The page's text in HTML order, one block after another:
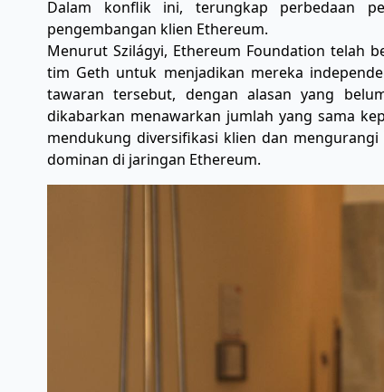
Dalam konflik ini, terungkap perbedaan
pengembangan klien Ethereum.
Menurut Szilágyi, Ethereum Foundation telah
tim Geth untuk menjadikan mereka
tawaran tersebut, dengan alasan yang
dikabarkan menawarkan jumlah yang sama
mendukung diversifikasi klien dan
dominan di jaringan Ethereum.